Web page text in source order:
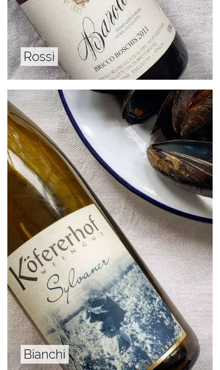
Rossi
Bianchi